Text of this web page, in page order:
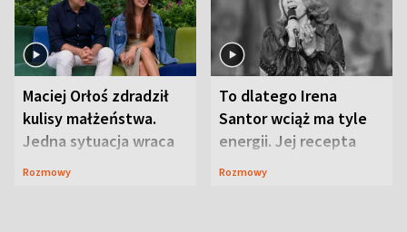
Maciej Orłoś zdradził
kulisy małżeństwa.
Jedna sytuacja wraca
jak bumerang
Rozmowy
To dlatego Irena
Santor wciąż ma tyle
energii. Jej recepta
jest zaskakująco
Rozmowy